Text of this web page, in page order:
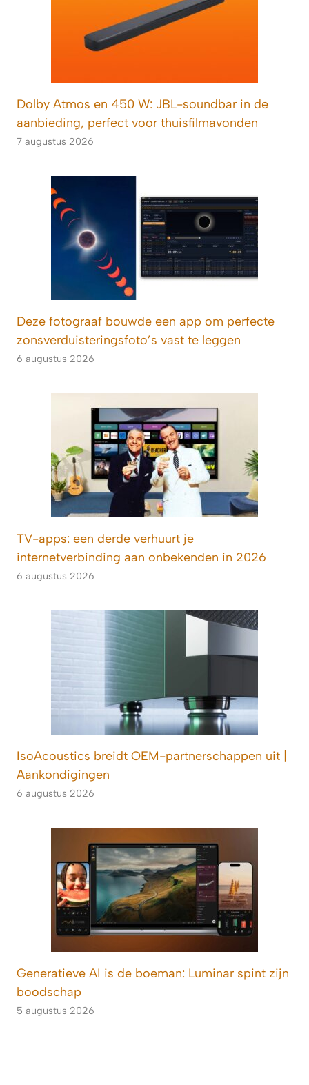
Dolby Atmos en 450 W: JBL-soundbar in de
aanbieding, perfect voor thuisfilmavonden
7 augustus 2026
Deze fotograaf bouwde een app om perfecte
zonsverduisteringsfoto’s vast te leggen
6 augustus 2026
TV-apps: een derde verhuurt je
internetverbinding aan onbekenden in 2026
6 augustus 2026
IsoAcoustics breidt OEM-partnerschappen uit |
Aankondigingen
6 augustus 2026
Generatieve AI is de boeman: Luminar spint zijn
boodschap
5 augustus 2026